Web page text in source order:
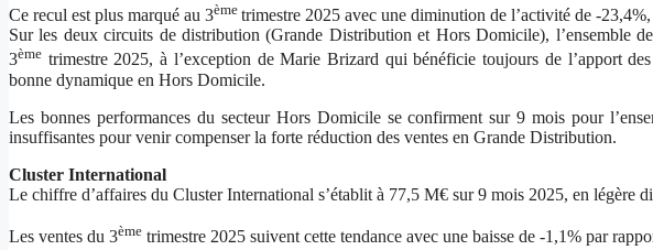
Ce recul est plus marqué au 3ème trimestre 2025 avec une diminution de l’activité de -
Sur les deux circuits de distribution (Grande Distribution et Hors Domicile), l’ensemble
3ème trimestre 2025, à l’exception de Marie Brizard qui bénéficie toujours de l’apport
bonne dynamique en Hors Domicile.
Les bonnes performances du secteur Hors Domicile se confirment sur 9 mois pour
insuffisantes pour venir compenser la forte réduction des ventes en Grande Distribution.
Cluster International
Le chiffre d’affaires du Cluster International s’établit à 77,5 M€ sur 9 mois 2025, en légère
Les ventes du 3ème trimestre 2025 suivent cette tendance avec une baisse de -1,1% par